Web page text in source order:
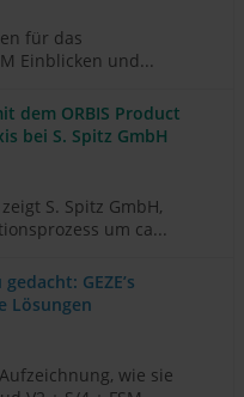
für das
Einblicken und...
dem ORBIS Product
bei S. Spitz GmbH
S. Spitz GmbH,
um ca...
GEZE’s
Lösungen
wie sie